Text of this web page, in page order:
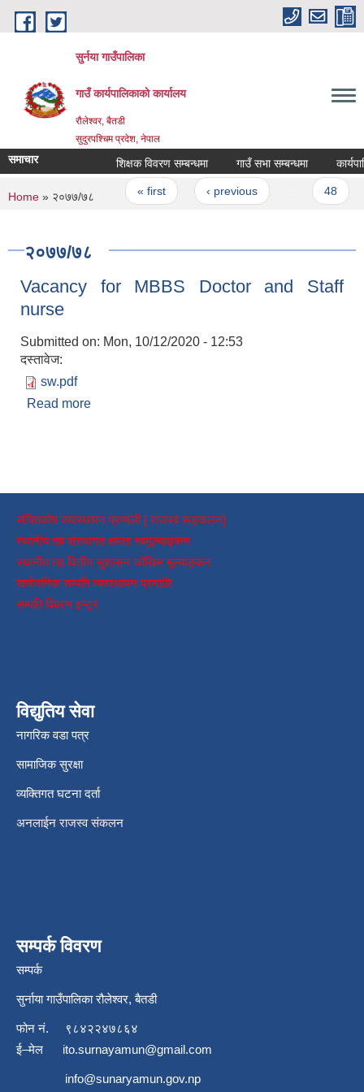
Skip to main content
सुर्नया गाउँपालिका
गाउँ कार्यपालिकाकाे कार्यालय
रौलेश्वर, बैतडी
सुदुरपश्चिम प्रदेश, नेपाल
समाचार शिक्षक विवरण सम्बन्धमा गाउँ सभा सम्बन्धमा
Pages
« first ‹ previous 48
You are here
Home » २०७७/७८
२०७७/७८
Vacancy for MBBS Doctor and Staff
nurse
Submitted on: Mon, 10/12/2020 - 12:53
दस्तावेज:
sw.pdf
Read more
संचितकोष व्यवस्थापन प्रणाली [ राजस्व सङ्कलन]
स्थानीय तह संस्थागत क्षमता स्वमूल्याङ्कन
स्थानीय तह वित्तीय सुशासन जोखिम मूल्याङ्कन
सार्वजनिक सम्पति व्यवस्थापन प्रणालि
सम्पति विवरण इन्ट्र
विद्युतिय सेवा
नागरिक वडा पत्र
सामाजिक सुरक्षा
व्यक्तिगत घटना दर्ता
अनलाईन राजस्व संकलन
सम्पर्क विवरण
सम्पर्क
सुर्नाया गाउँपालिका रौलेश्वर, बैतडी
फोन नं.
९८४२२४७८६४
ई–मेल ito.surnayamun@gmail.com
info@sunaryamun.gov.np